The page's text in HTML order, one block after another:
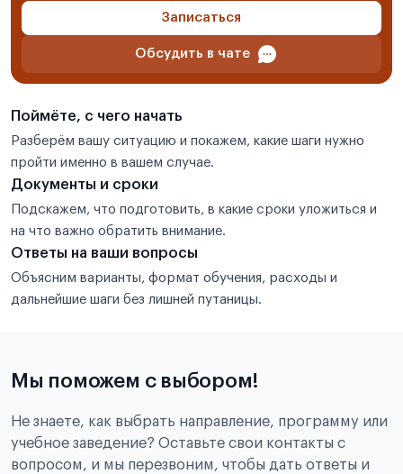
Записаться
Обсудить в чате
Поймёте, с чего начать
Разберём вашу ситуацию и покажем, какие шаги нужно
пройти именно в вашем случае.
Документы и сроки
Подскажем, что подготовить, в какие сроки уложиться и
на что важно обратить внимание.
Ответы на ваши вопросы
Объясним варианты, формат обучения, расходы и
дальнейшие шаги без лишней путаницы.
Мы поможем с выбором!
Не знаете, как выбрать направление, программу или
учебное заведение? Оставьте свои контакты с
вопросом, и мы перезвоним, чтобы дать ответы и